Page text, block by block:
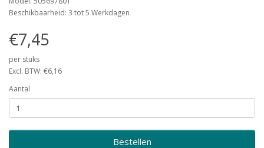
Beschikbaarheid: 3 tot 5 Werkdagen
€7,45
per stuks
Excl. BTW: €6,16
Aantal
Bestellen